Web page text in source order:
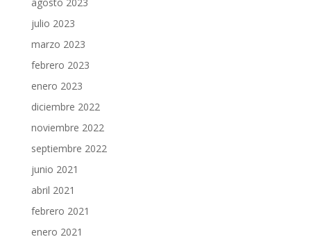
julio 2023
marzo 2023
febrero 2023
enero 2023
diciembre 2022
noviembre 2022
septiembre 2022
junio 2021
abril 2021
febrero 2021
enero 2021